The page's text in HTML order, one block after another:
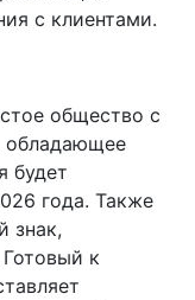
с клиентами.
общество с
обладающее
будет
года. Также
знак,
к